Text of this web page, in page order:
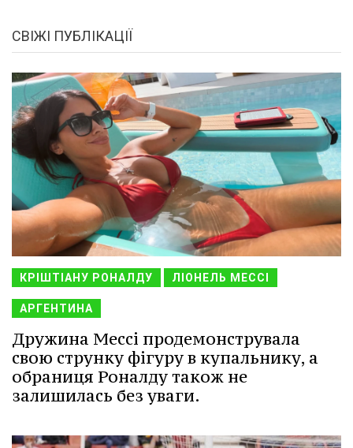
СВІЖІ ПУБЛІКАЦІЇ
КРІШТІАНУ РОНАЛДУ ЛІОНЕЛЬ МЕССІ
АРГЕНТИНА
Дружина Мессі продемонструвала
свою струнку фігуру в купальнику, а
обраниця Роналду також не
залишилась без уваги.